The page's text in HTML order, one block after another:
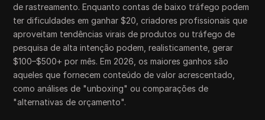
de rastreamento. Enquanto contas de baixo tráfego podem
ter dificuldades em ganhar $20, criadores profissionais que
aproveitam tendências virais de produtos ou tráfego de
pesquisa de alta intenção podem, realisticamente, gerar
$100–$500+ por mês. Em 2026, os maiores ganhos são
aqueles que fornecem conteúdo de valor acrescentado,
como análises de "unboxing" ou comparações de
"alternativas de orçamento".